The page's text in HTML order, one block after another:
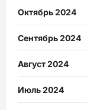
Октябрь 2024
Сентябрь 2024
Август 2024
Июль 2024